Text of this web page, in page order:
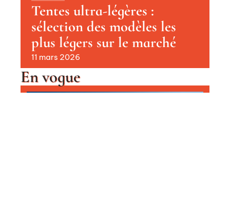
Tentes ultra-légères :
sélection des modèles les
plus légers sur le marché
11 mars 2026
En vogue